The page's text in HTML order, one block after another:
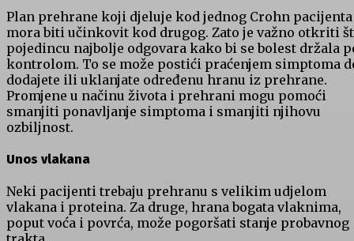
Plan prehrane koji djeluje kod jednog Crohn
mora biti učinkovit kod drugog. Zato je važno otkriti
pojedincu najbolje odgovara kako bi se bolest držala
kontrolom. To se može postići praćenjem simptoma
dodajete ili uklanjate određenu hranu iz prehrane.
Promjene u načinu života i prehrani mogu pomoći
smanjiti ponavljanje simptoma i smanjiti njihovu
ozbiljnost.
Unos vlakana
Neki pacijenti trebaju prehranu s velikim udjelom
vlakana i proteina. Za druge, hrana bogata vlaknima,
poput voća i povrća, može pogoršati stanje probavnog